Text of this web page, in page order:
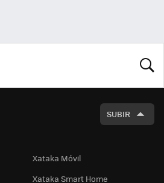
SUBIR
Xataka Móvil
Xataka Smart Home